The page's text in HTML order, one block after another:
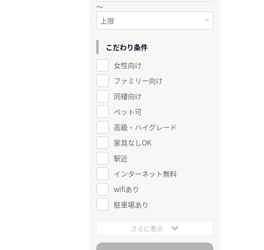
～
こだわり条件
女性向け
ファミリー向け
同棲向け
ペット可
高級・ハイグレード
家具なしOK
駅近
インターネット無料
wifiあり
駐車場あり
さらに表示